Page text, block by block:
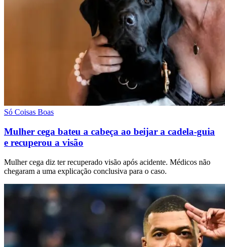
Só Coisas Boas
Mulher cega bateu a cabeça ao beijar a cadela-guia
e recuperou a visão
Mulher cega diz ter recuperado visão após acidente. Médicos não
chegaram a uma explicação conclusiva para o caso.